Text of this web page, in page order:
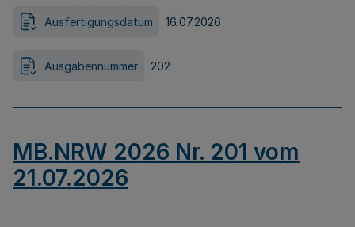
Ausfertigungsdatum 16.07.2026
Ausgabennummer 202
MB.NRW 2026 Nr. 201 vom
21.07.2026